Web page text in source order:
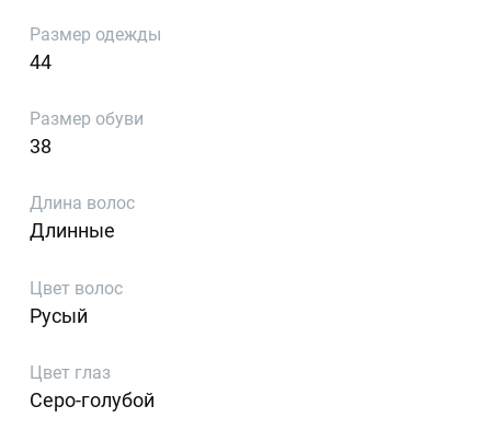
Размер одежды
44
Размер обуви
38
Длина волос
Длинные
Цвет волос
Русый
Цвет глаз
Серо-голубой